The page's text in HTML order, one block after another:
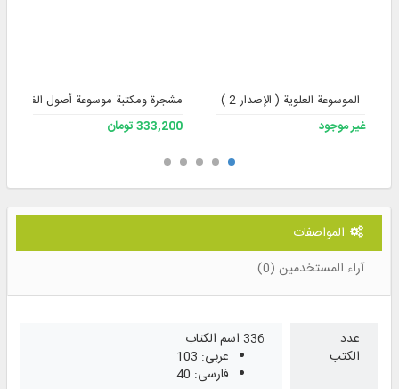
الموسوعة العلوية ( الإصدار 2 )
غير موجود
مشجرة ومكتبة موسوعة أصول الفقه،
333,200 تومان
المواصفات
آراء المستخدمين (0)
عدد
الكتب
336 اسم الكتاب
عربی: 103
فارسی: 40